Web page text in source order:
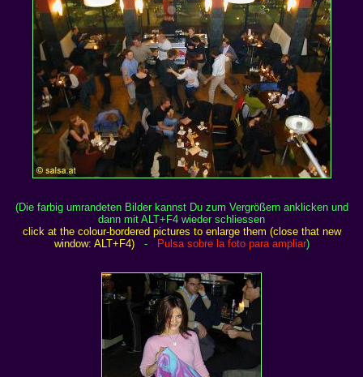
(Die farbig umrandeten Bilder kannst Du zum Vergrößern anklicken und
dann mit ALT+F4 wieder schliessen
click at the colour-bordered pictures to enlarge them (close that new
window: ALT+F4)
- Pulsa sobre la foto para ampliar)